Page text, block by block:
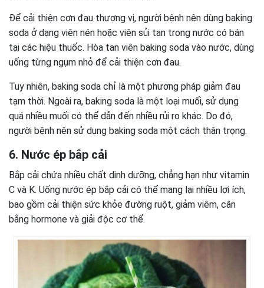
Để cải thiện cơn đau thượng vị, người bệnh nên dùng baking
soda ở dạng viên nén hoặc viên sủi tan trong nước có bán
tại các hiệu thuốc. Hòa tan viên baking soda vào nước, dùng
uống từng ngụm nhỏ để cải thiện cơn đau.
Tuy nhiên, baking soda chỉ là một phương pháp giảm đau
tạm thời. Ngoài ra, baking soda là một loại muối, sử dụng
quá nhiều muối có thể dẫn đến nhiều rủi ro khác. Do đó,
người bệnh nên sử dụng baking soda một cách thận trọng.
6. Nước ép bắp cải
Bắp cải chứa nhiều chất dinh dưỡng, chẳng hạn như vitamin
C và K. Uống nước ép bắp cải có thể mang lại nhiều lợi ích,
bao gồm cải thiện sức khỏe đường ruột, giảm viêm, cân
bằng hormone và giải độc cơ thể.